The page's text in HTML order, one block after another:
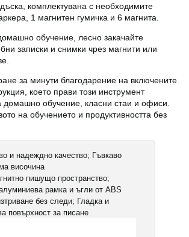
комплектувана с необходимите
1 магнитен гумичка и 6 магнита.
обучение, лесно закачайте
записки и снимки чрез магнити или
за минути благодарение на включените
което прави този инструмент
домашно обучение, класни стаи и офиси.
на обучението и продуктивността без
и надеждно качество; Гъвкаво
височина
пишущо пространство;
рамка и ъгли от ABS
без следи; Гладка и
повърхност за писане